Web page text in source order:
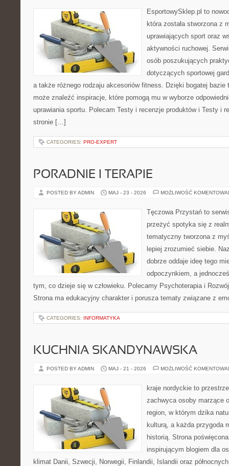
EsportowySklep.pl to
która została stworzona z
uprawiających sport oraz
aktywności ruchowej.
osób poszukujących
dotyczących sportowej
a także różnego rodzaju akcesoriów fitness. Dzięki bogatej
może znaleźć inspiracje, które pomogą mu w wyborze
uprawiania sportu. Polecam Testy i recenzje produktów i Testy i
stronie […]
CATEGORIES: PRO-EXPERT
PORADNIE I TERAPIE
POSTED BY ADMIN MAJ - 23 - 2026 MOŻLIWOŚĆ
Tęczowa Przystań to
przeżyć spotyka się z
tematyczny tworzona z
lepiej zrozumieć siebie.
dobrze oddaje ideę tego
odpoczynkiem, a
tym, co dzieje się w człowieku. Polecamy Psychoterapia i
Strona ma edukacyjny charakter i porusza tematy związane z
CATEGORIES: INFORMATYKA
KUCHNIA SKANDYNAWSKA
POSTED BY ADMIN MAJ - 21 - 2026 MOŻLIWOŚĆ
kraje nordyckie to
zachwyca osoby marzące
region, w którym dzika
kulturą, a każda przygoda
historią. Strona
inspirującym blogiem dla
klimat Danii, Szwecji, Norwegii, Finlandii, Islandii oraz